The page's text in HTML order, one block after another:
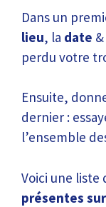
Dans un
lieu, la date &
perdu votre
Ensuite,
dernier :
l’ensemble
Voici une liste
présentes